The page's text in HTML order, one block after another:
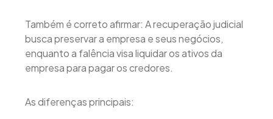
Também é correto afirmar: A recuperação judicial
busca preservar a empresa e seus negócios,
enquanto a falência visa liquidar os ativos da
empresa para pagar os credores.
As diferenças principais: